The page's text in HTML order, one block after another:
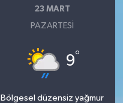
23 MART
PAZARTESI
9°
Bölgesel düzensiz yağmur